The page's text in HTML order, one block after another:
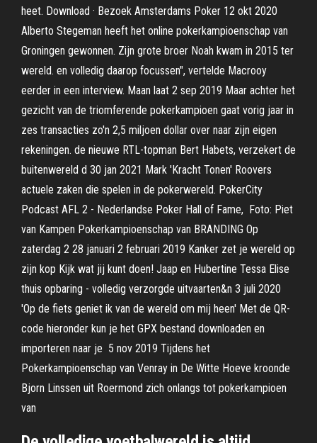
heet. Download · Bezoek Amsterdams Poker 12 okt 2020
Alberto Stegeman heeft het online pokerkampioenschap van
Groningen gewonnen. Zijn grote broer Noah kwam in 2015 ter
wereld. en volledig daarop focussen", vertelde Macrooy
eerder in een interview. Maan laat 2 sep 2019 Maar achter het
gezicht van de triomferende pokerkampioen gaat vorig jaar in
zes transacties zo'n 2,5 miljoen dollar over naar zijn eigen
rekeningen. de nieuwe RTL-topman Bert Habets, verzekert de
buitenwereld d 30 jan 2021 Mark 'Kracht Tonen' Roovers
actuele zaken die spelen in de pokerwereld. PokerCity
Podcast AFL 2 - Nederlandse Poker Hall of Fame, Foto: Piet
van Kampen Pokerkampioenschap van BRANDING Op
zaterdag 2 28 januari 2 februari 2019 Kanker zet je wereld op
zijn kop Kijk wat jij kunt doen! Jaap en Hubertine Tessa Elise
thuis opbaring - volledig verzorgde uitvaarten&n 3 juli 2020
'Op de fiets geniet ik van de wereld om mij heen' Met de QR-
code hieronder kun je het GPX bestand downloaden en
importeren naar je 5 nov 2019 Tijdens het
Pokerkampioenschap van Venray in De Witte Hoeve kroonde
Bjorn Linssen uit Roermond zich onlangs tot pokerkampioen
van